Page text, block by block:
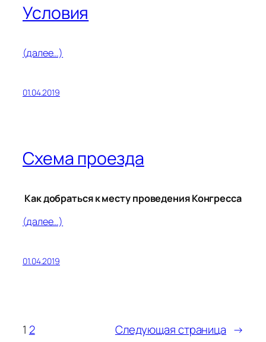
Условия
(далее…)
01.04.2019
Схема проезда
Как добраться к месту проведения Конгресса
(далее…)
01.04.2019
1 2 Следующая страница →